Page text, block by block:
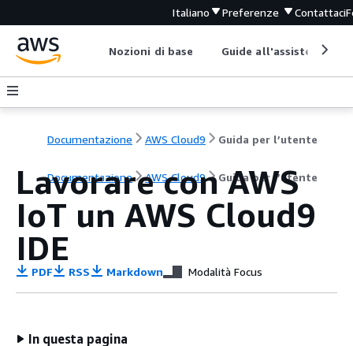
Italiano Preferenze Contattaci
Nozioni di base Guide all'assistenza
Documentazione AWS Cloud9 Guida per l’utente
Documentazione AWS Cloud9 Guida per l’utente
Lavorare con AWS
IoT un AWS Cloud9
IDE
PDF RSS Markdown Modalità Focus
In questa pagina